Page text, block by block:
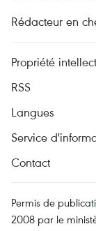
Rédacteur en
Propriété
RSS
Langues
Service
Contact
Permis de
2008 par le